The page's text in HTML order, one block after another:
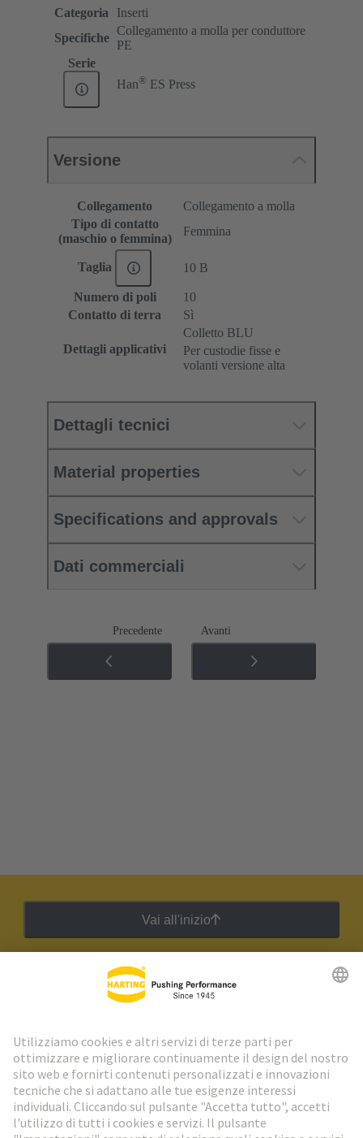
Categoria
Inserti
Specifiche
Collegamento a molla per conduttore
PE
Serie
Han® ES Press
Versione
Collegamento
Collegamento a molla
Tipo di contatto
(maschio o femmina)
Femmina
Taglia 10 B
Numero di poli
10
Contatto di terra
Sì
Dettagli applicativi
Colletto BLU
Per custodie fisse e
volanti versione alta
Dettagli tecnici
Material properties
Specifications and approvals
Dati commerciali
Precedente Avanti
Vai all'inizio
Newsletter HARTING
Vai al registrazione